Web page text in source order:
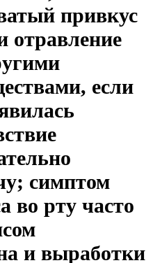
привкус
отравление
если
симптом
во рту часто
и выработки